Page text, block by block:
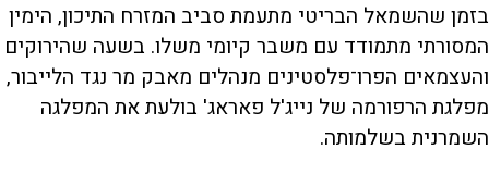
בזמן שהשמאל הבריטי מתעמת סביב המזרח התיכון, הימין
המסורתי מתמודד עם משבר קיומי משלו. בשעה שהירוקים
והעצמאים הפרו־פלסטינים מנהלים מאבק מר נגד הלייבור,
מפלגת הרפורמה של נייג'ל פאראג' בולעת את המפלגה
השמרנית בשלמותה.